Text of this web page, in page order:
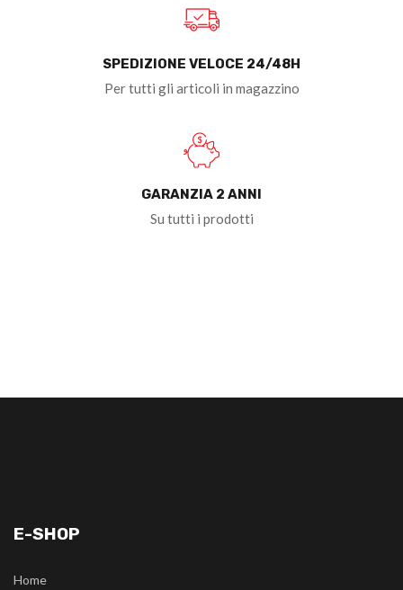
SPEDIZIONE VELOCE 24/48H
Per tutti gli articoli in magazzino
GARANZIA 2 ANNI
Su tutti i prodotti
E-SHOP
Home